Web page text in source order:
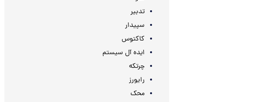
تدبیر
سپیدار
کاکتوس
ایده آل سیستم
چرتکه
رایورز
محک